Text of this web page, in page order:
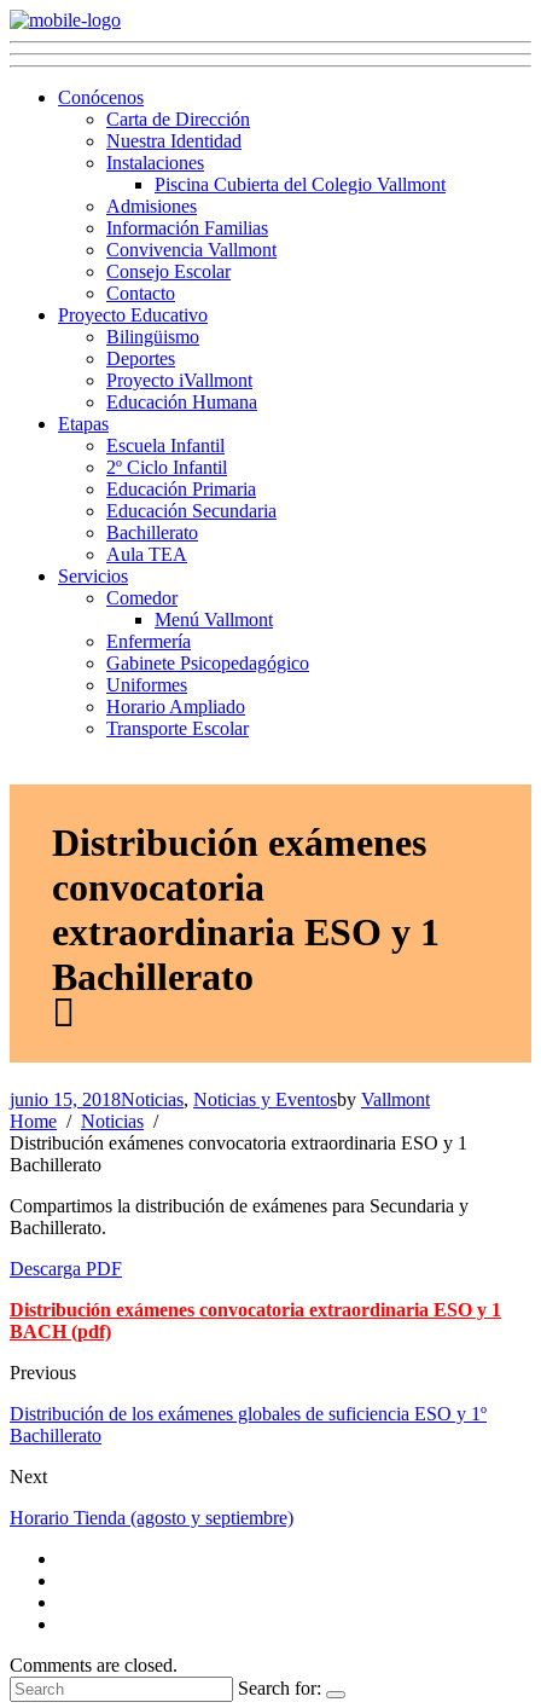
Conócenos
Carta de Dirección
Nuestra Identidad
Instalaciones
Piscina Cubierta del Colegio Vallmont
Admisiones
Información Familias
Convivencia Vallmont
Consejo Escolar
Contacto
Proyecto Educativo
Bilingüismo
Deportes
Proyecto iVallmont
Educación Humana
Etapas
Escuela Infantil
2º Ciclo Infantil
Educación Primaria
Educación Secundaria
Bachillerato
Aula TEA
Servicios
Comedor
Menú Vallmont
Enfermería
Gabinete Psicopedagógico
Uniformes
Horario Ampliado
Transporte Escolar
Distribución exámenes
convocatoria
extraordinaria ESO y 1
Bachillerato
junio 15, 2018Noticias, Noticias y Eventosby Vallmont
Home
Noticias
Distribución exámenes convocatoria extraordinaria ESO y 1
Bachillerato
Compartimos la distribución de exámenes para Secundaria y
Bachillerato.
Descarga PDF
Distribución exámenes convocatoria extraordinaria ESO y 1
BACH (pdf)
Previous
Distribución de los exámenes globales de suficiencia ESO y 1º
Bachillerato
Next
Horario Tienda (agosto y septiembre)
Comments are closed.
Search for: